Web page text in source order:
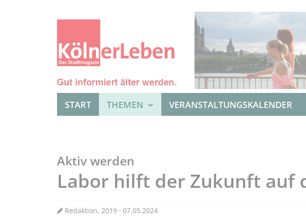
START THEMEN VERANSTALTUNGSKALENDER
Aktiv werden
Labor hilft der Zukunft auf
Redaktion, 2019 · 07.05.2024